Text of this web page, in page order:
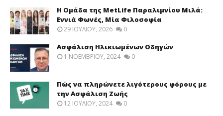
Η Ομάδα της MetLife Παραλιμνίου Μιλά:
Εννιά Φωνές, Μία Φιλοσοφία
29 ΙΟΥΛΊΟΥ, 2026 0
Ασφάλιση Ηλικιωμένων Οδηγών
1 ΝΟΕΜΒΡΊΟΥ, 2024 0
Πώς να πληρώνετε λιγότερους φόρους με
την Ασφάλιση Ζωής
12 ΙΟΥΛΊΟΥ, 2024 0